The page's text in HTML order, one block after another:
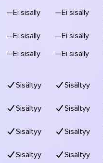
—Ei sisälly —Ei sisälly
—Ei sisälly —Ei sisälly
—Ei sisälly —Ei sisälly
Sisältyy Sisältyy
Sisältyy Sisältyy
Sisältyy Sisältyy
Sisältyy Sisältyy